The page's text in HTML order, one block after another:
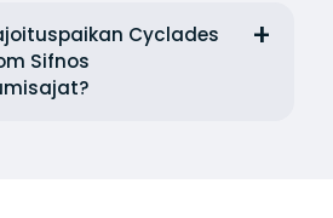
Cyclades
Sifnos